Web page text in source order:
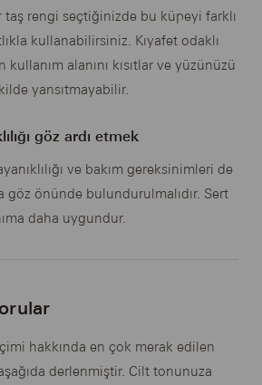
rengi seçtiğinizde bu küpeyi farklı
kullanabilirsiniz. Kıyafet odaklı
alanını kısıtlar ve yüzünüzü
yansıtmayabilir.
göz ardı etmek
ve bakım gereksinimleri de
göz önünde bulundurulmalıdır. Sert
daha uygundur.
hakkında en çok merak edilen
derlenmiştir. Cilt tonunuza